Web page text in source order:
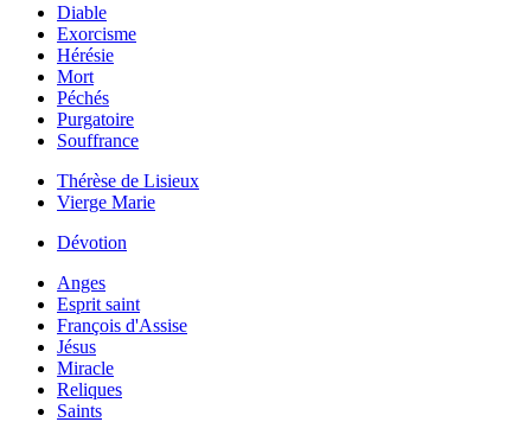
Diable
Exorcisme
Hérésie
Mort
Péchés
Purgatoire
Souffrance
Thérèse de Lisieux
Vierge Marie
Dévotion
Anges
Esprit saint
François d'Assise
Jésus
Miracle
Reliques
Saints